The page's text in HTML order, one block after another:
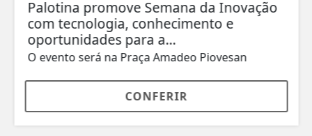
Palotina promove Semana da Inovação
com tecnologia, conhecimento e
oportunidades para a...
O evento será na Praça Amadeo Piovesan
CONFERIR